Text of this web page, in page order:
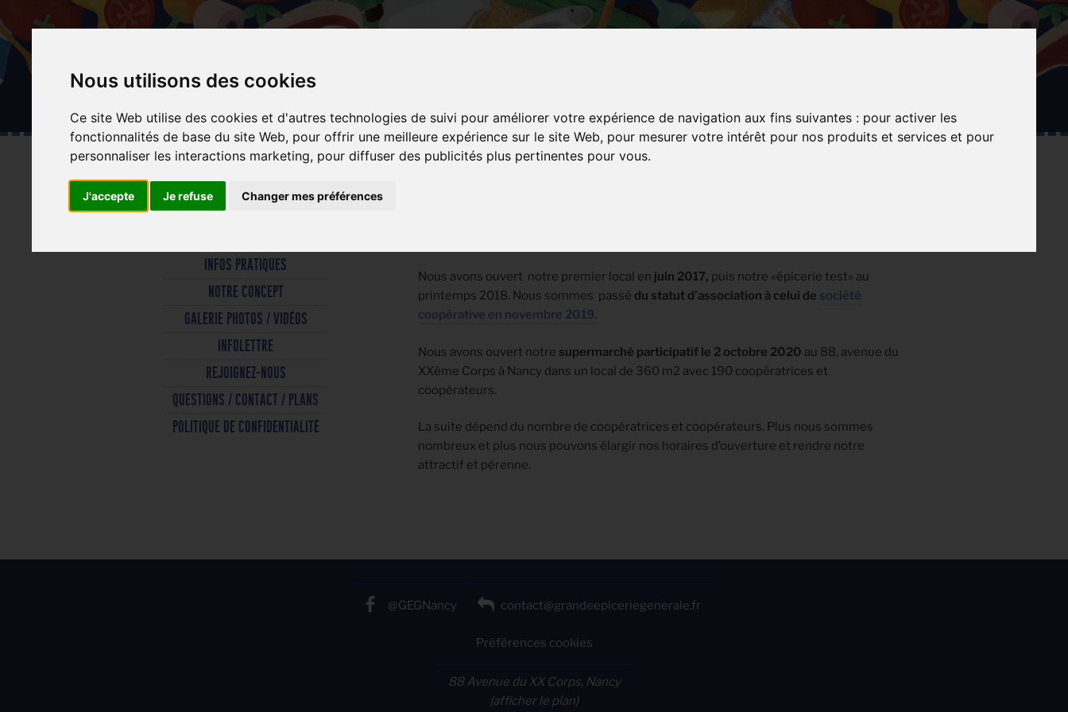
Nous utilisons des cookies
Ce site Web utilise des cookies et d'autres technologies de suivi pour améliorer votre expérience de navigation aux fins suivantes : pour activer les
fonctionnalités de base du site Web, pour offrir une meilleure expérience sur le site Web, pour mesurer votre intérêt pour nos produits et services et pour
personnaliser les interactions marketing, pour diffuser des publicités plus pertinentes pour vous.
J'accepte Je refuse Changer mes préférences
Aller
au
contenu
principal
INFOS PRATIQUES
NOTRE CONCEPT
GALERIE PHOTOS / VIDÉOS
INFOLETTRE
REJOIGNEZ-NOUS
QUESTIONS / CONTACT / PLANS
POLITIQUE DE CONFIDENTIALITÉ
FAQ / QUESTIONS COURANTES
Nous avons ouvert notre premier local en juin 2017, puis notre «épicerie test» au
printemps 2018. Nous sommes passé du statut d’association à celui de société
coopérative en novembre 2019.
Nous avons ouvert notre supermarché participatif le 2 octobre 2020 au 88, avenue du
XXème Corps à Nancy dans un local de 360 m2 avec 190 coopératrices et
coopérateurs.
La suite dépend du nombre de coopératrices et coopérateurs. Plus nous sommes
nombreux et plus nous pouvons élargir nos horaires d’ouverture et rendre notre
attractif et pérenne.
@GEGNancy contact@grandeepiceriegenerale.fr
Préférences cookies
88 Avenue du XX Corps, Nancy
(afficher le plan)